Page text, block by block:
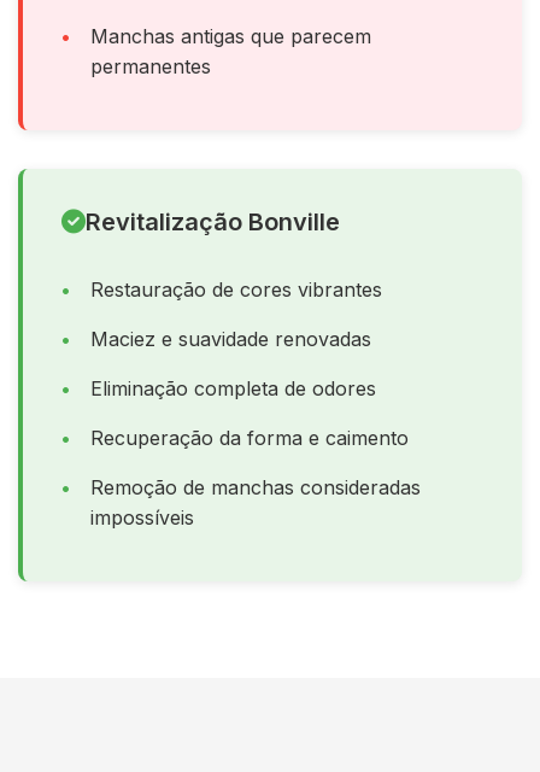
Manchas antigas que parecem
permanentes
Revitalização Bonville
Restauração de cores vibrantes
Maciez e suavidade renovadas
Eliminação completa de odores
Recuperação da forma e caimento
Remoção de manchas consideradas
impossíveis